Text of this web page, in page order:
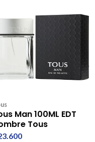
Man 100ML EDT
Tous